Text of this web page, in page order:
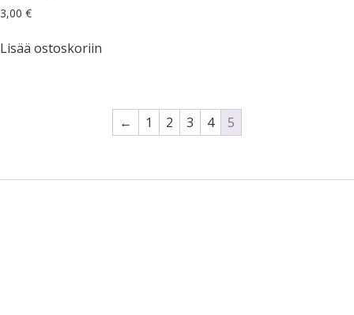
3,00 €
Lisää ostoskoriin
← 1 2 3 4 5